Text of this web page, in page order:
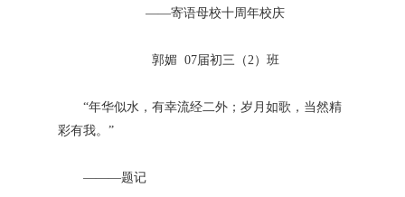
——寄语母校十周年校庆
郭媚 07届初三（2）班
“年华似水，有幸流经二外；岁月如歌，当然精
彩有我。”
———题记